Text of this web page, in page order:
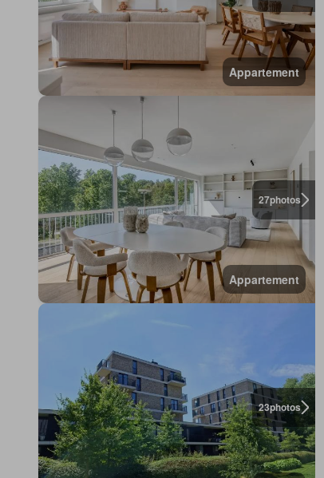
Appartement
27photos
Appartement
23photos